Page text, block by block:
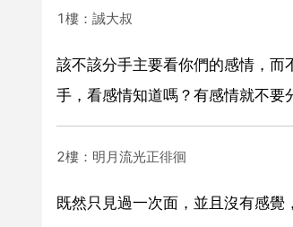
1樓：誠大叔
該不該分手主要看你們的感情，
手，看感情知道嗎？有感情就不要
2樓：明月流光正徘徊
既然只見過一次面，並且沒有感覺